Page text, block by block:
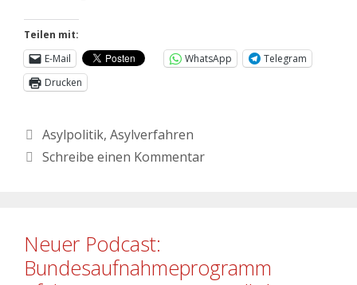
Teilen mit:
E-Mail
WhatsApp
Telegram
Drucken
Asylpolitik, Asylverfahren
Schreibe einen Kommentar
Neuer Podcast:
Bundesaufnahmeprogramm